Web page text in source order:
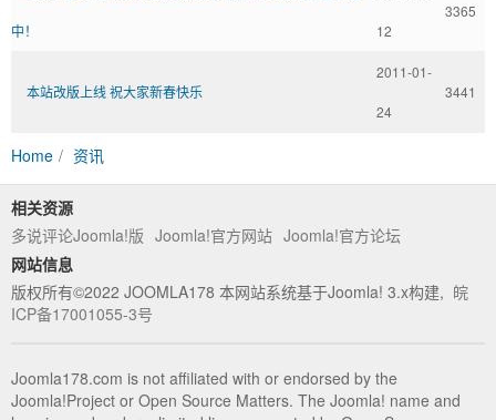
板,JOOMLA教程,JOOMLA扩展
中！ 12
3365
本站改版上线 祝大家新春快乐
2011-01-
24
3441
Home 资讯
相关资源
多说评论Joomla!版 Joomla!官方网站 Joomla!官方论坛
网站信息
版权所有©2022 JOOMLA178 本网站系统基于Joomla! 3.x构建, 皖
ICP备17001055-3号
Joomla178.com is not affiliated with or endorsed by the
Joomla!Project or Open Source Matters. The Joomla! name and